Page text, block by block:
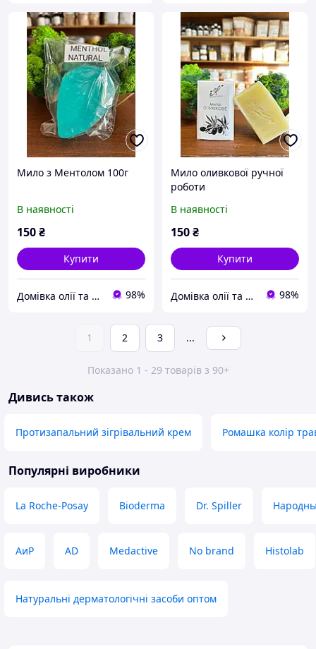
Мило з Ментолом 100г
В наявності
150₴
Купити
Домівка олії та меду 98%
Мило оливкової ручної
роботи
В наявності
150₴
Купити
Домівка олії та меду 98%
1 2 3 ...
Показано 1 - 29 товарів з 90+
Дивись також
Протизапальний зігрівальний крем Ромашка колір
Популярні виробники
La Roche-Posay Bioderma Dr. Spiller
АиР AD Medactive No brand Histolab
Натуральні дерматологічні засоби оптом